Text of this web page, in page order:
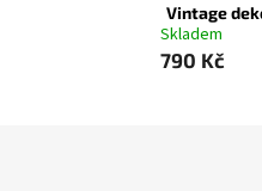
Vintage
Skladem
790 Kč